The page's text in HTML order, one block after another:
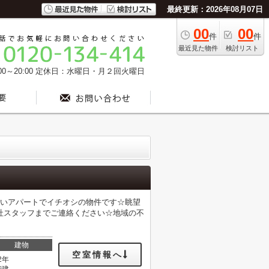
最終更新：2026年08月07日
00件
最近見た物件
00件
検討リスト
～20:00 定休日：水曜日・月２回火曜日
アパートでイチオシの物件です☆眺望
タッフまでご連絡ください☆地域の不
建物
年
空室情報へ